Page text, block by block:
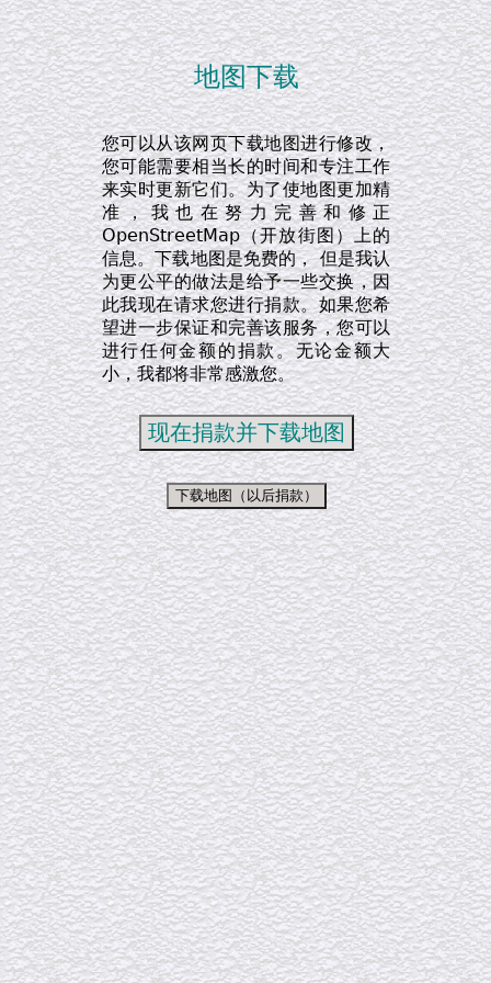
地图下载
您可以从该网页下载地图进行修改，
您可能需要相当长的时间和专注工作
来实时更新它们。为了使地图更加精
准，我也在努力完善和修正
OpenStreetMap（开放街图）上的
信息。下载地图是免费的， 但是我认
为更公平的做法是给予一些交换，因
此我现在请求您进行捐款。如果您希
望进一步保证和完善该服务，您可以
进行任何金额的捐款。无论金额大
小，我都将非常感激您。